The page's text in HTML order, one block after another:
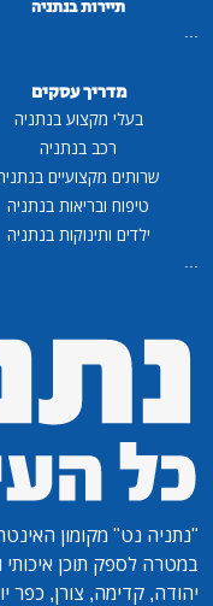
תיירות בנתניה
...
מדריך עסקים
בעלי מקצוע בנתניה
רכב בנתניה
שרותים מקצועיים
טיפוח ובריאות בנתניה
ילדים ותינוקות בנתניה
...
"נתניה נט" מקומון
במטרה לספק תוכן
יהודה, קדימה, צורן, כפר